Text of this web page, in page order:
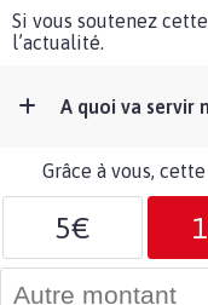
Si vous soutenez
l’actualité.
A quoi va servir
Grâce à vous,
5€